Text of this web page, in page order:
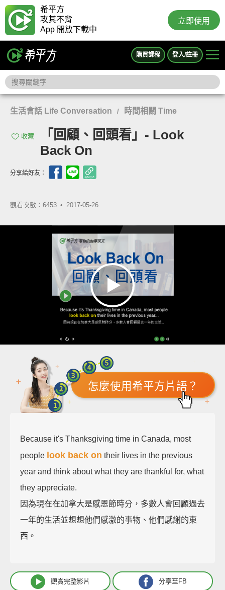
希平方
攻其不背
App 開放下載中
立即使用
購買課程 登入/註冊
生活會話 Life Conversation / 時間相關 Time
收藏
「回顧、回頭看」- Look
Back On
分享給好友：
觀看次數：6453 • 2017-05-26
怎麼使用希平方片語？
Because it's Thanksgiving time in Canada, most
people look back on their lives in the previous
year and think about what they are thankful for, what
they appreciate.
因為現在在加拿大是感恩節時分，多數人會回顧過去
一年的生活並想想他們感激的事物、他們感謝的東
西。
觀賞完整影片 分享至FB